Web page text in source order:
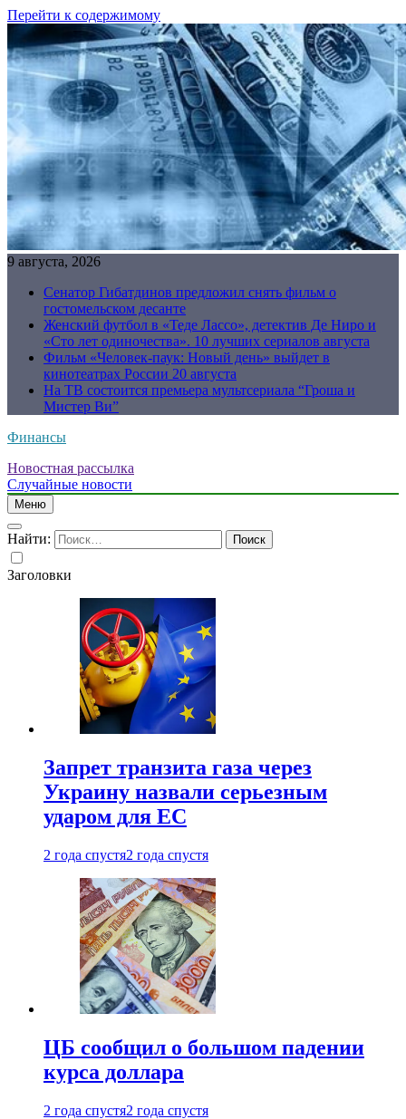
Перейти к содержимому
9 августа, 2026
Сенатор Гибатдинов предложил снять фильм о
гостомельском десанте
Женский футбол в «Теде Лассо», детектив Де Ниро и
«Сто лет одиночества». 10 лучших сериалов августа
Фильм «Человек-паук: Новый день» выйдет в
кинотеатрах России 20 августа
На ТВ состоится премьера мультсериала “Гроша и
Мистер Ви”
Финансы
Новостная рассылка
Случайные новости
Меню
Найти:
Заголовки
Запрет транзита газа через
Украину назвали серьезным
ударом для ЕС
2 года спустя2 года спустя
ЦБ сообщил о большом падении
курса доллара
2 года спустя2 года спустя